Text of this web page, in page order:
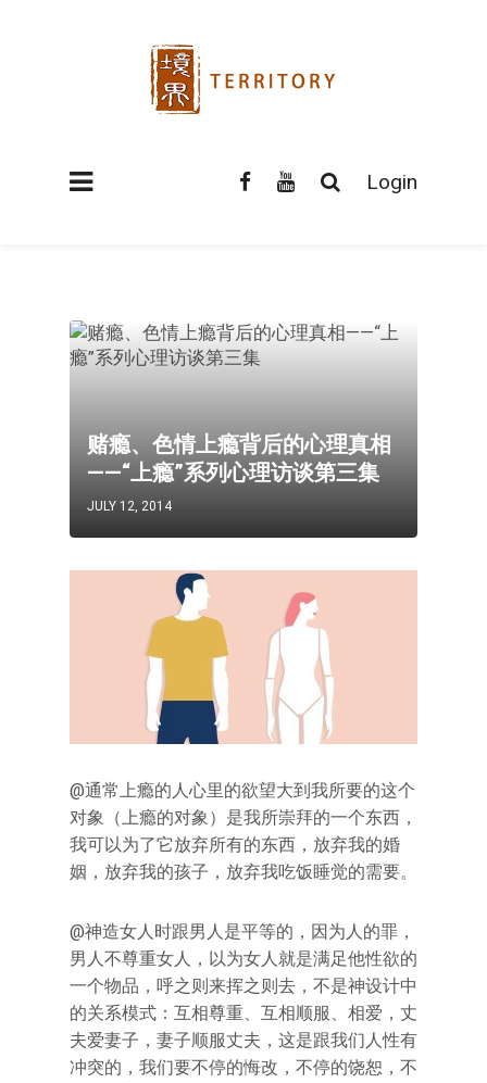
Login
赌瘾、色情上瘾背后的心理真相
——“上瘾”系列心理访谈第三集
JULY 12, 2014
@通常上瘾的人心里的欲望大到我所要的这个
对象（上瘾的对象）是我所崇拜的一个东西，
我可以为了它放弃所有的东西，放弃我的婚
姻，放弃我的孩子，放弃我吃饭睡觉的需要。
@神造女人时跟男人是平等的，因为人的罪，
男人不尊重女人，以为女人就是满足他性欲的
一个物品，呼之则来挥之则去，不是神设计中
的关系模式：互相尊重、互相顺服、相爱，丈
夫爱妻子，妻子顺服丈夫，这是跟我们人性有
冲突的，我们要不停的悔改，不停的饶恕，不